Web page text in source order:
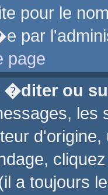
pour le
par
page
�diter ou
d'origine,
a toujours